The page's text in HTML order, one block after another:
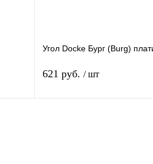
Угол Docke Бург (Burg)
621 руб. / шт